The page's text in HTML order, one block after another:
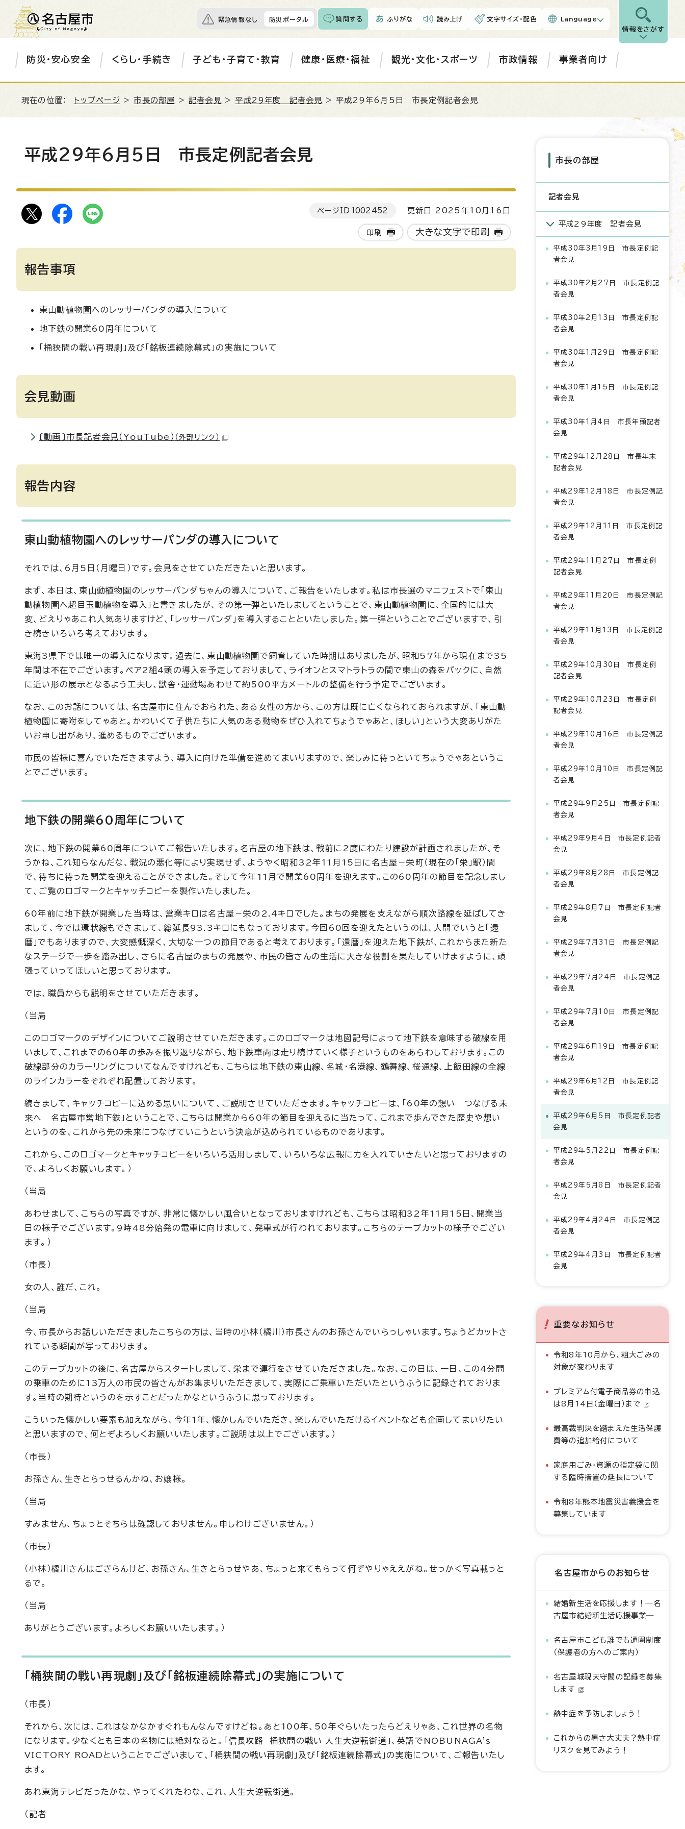
緊急情報なし 防災ポータル 質問する ふりがな 読み上げ 文字サイズ・配色 Language
情報をさがす
防災・安心安全 くらし・手続き 子ども・子育て・教育 健康・医療・福祉 観光・文化・スポーツ 市政情報 事業者向け
現在の位置： トップページ >市長の部屋 >記者会見>平成29年度 記者会見 > 平成29年6月5日 市長定例記者会見
平成29年6月5日 市長定例記者会見
ページID 1002452 更新日 2025年10月16日
印刷 大きな文字で印刷
報告事項
東山動植物園へのレッサーパンダの導入について
地下鉄の開業60周年について
「桶狭間の戦い再現劇」及び「銘板連続除幕式」の実施について
会見動画
〔動画〕市長記者会見（YouTube） （外部リンク）
報告内容
東山動植物園へのレッサーパンダの導入について
それでは、6月5日（月曜日）です。会見をさせていただきたいと思います。
まず、本日は、東山動植物園のレッサーパンダちゃんの導入について、ご報告をいたします。私は市長選のマニフェストで「東山
動植物園へ超目玉動植物を導入」と書きましたが、その第一弾といたしましてということで、東山動植物園に、全国的には大
変、どえりゃあこれ人気ありますけど、「レッサーパンダ」を導入することといたしました。第一弾ということでございますで、引
き続きいろいろ考えております。
東海3県下では唯一の導入になります。過去に、東山動植物園で飼育していた時期はありましたが、昭和57年から現在まで35
年間は不在でございます。ペア2組4頭の導入を予定しておりまして、ライオンとスマトラトラの間で東山の森をバックに、自然
に近い形の展示となるよう工夫し、獣舎・運動場あわせて約500平方メートルの整備を行う予定でございます。
なお、このお話については、名古屋市に住んでおられた、ある女性の方から、この方は既に亡くなられておられますが、「東山動
植物園に寄附をしてゃあと。かわいくて子供たちに人気のある動物をぜひ入れてちょうでゃあと、ほしい」という大変ありがた
いお申し出があり、進めるものでございます。
市民の皆様に喜んでいただきますよう、導入に向けた準備を進めてまいりますので、楽しみに待っといてちょうでゃあというこ
とでございます。
地下鉄の開業60周年について
次に、地下鉄の開業60周年についてご報告いたします。名古屋の地下鉄は、戦前に2度にわたり建設が計画されましたが、そ
うかね、これ知らなんだな、戦況の悪化等により実現せず、ようやく昭和32年11月15日に名古屋－栄町（現在の「栄」駅）間
で、待ちに待った開業を迎えることができました。そして今年11月で開業60周年を迎えます。この60周年の節目を記念しまし
て、ご覧のロゴマークとキャッチコピーを製作いたしました。
60年前に地下鉄が開業した当時は、営業キロは名古屋－栄の2.4キロでした。まちの発展を支えながら順次路線を延ばしてき
まして、今では環状線もできまして、総延長93.3キロにもなっております。今回60回を迎えたというのは、人間でいうと「還
暦」でもありますので、大変感慨深く、大切な一つの節目であると考えております。「還暦」を迎えた地下鉄が、これからまた新た
なステージで一歩を踏み出し、さらに名古屋のまちの発展や、市民の皆さんの生活に大きな役割を果たしていけますように、頑
張っていってほしいと思っております。
では、職員からも説明をさせていただきます。
（当局
このロゴマークのデザインについてご説明させていただきます。このロゴマークは地図記号によって地下鉄を意味する破線を用
いまして、これまでの60年の歩みを振り返りながら、地下鉄車両は走り続けていく様子というものをあらわしております。この
破線部分のカラーリングについてなんですけれども、こちらは地下鉄の東山線、名城・名港線、鶴舞線、桜通線、上飯田線の全線
のラインカラーをそれぞれ配置しております。
続きまして、キャッチコピーに込める思いについて、ご説明させていただきます。キャッチコピーは、「60年の想い つなげる未
来へ 名古屋市営地下鉄」ということで、こちらは開業から60年の節目を迎えるに当たって、これまで歩んできた歴史や想い
というのを、これから先の未来につなげていこうという決意が込められているものであります。
これから、このロゴマークとキャッチコピーをいろいろ活用しまして、いろいろな広報に力を入れていきたいと思っておりますの
で、よろしくお願いします。）
（当局
あわせまして、こちらの写真ですが、非常に懐かしい風合いとなっておりますけれども、こちらは昭和32年11月15日、開業当
日の様子でございます。9時48分始発の電車に向けまして、発車式が行われております。こちらのテープカットの様子でござい
ます。）
（市長）
女の人、誰だ、これ。
（当局
今、市長からお話しいただきましたこちらの方は、当時の小林（橘川）市長さんのお孫さんでいらっしゃいます。ちょうどカットさ
れている瞬間が写っております。
このテープカットの後に、名古屋からスタートしまして、栄まで運行をさせていただきました。なお、この日は、一日、この4分間
の乗車のために13万人の市民の皆さんがお集まりいただきまして、実際にご乗車いただいたというふうに記録されておりま
す。当時の期待というのを示すことだったかなというふうに思っております。
こういった懐かしい要素も加えながら、今年1年、懐かしんでいただき、楽しんでいただけるイベントなども企画してまいりたい
と思いますので、何とぞよろしくお願いいたします。ご説明は以上でございます。）
（市長）
お孫さん、生きとらっせるんかね、お嬢様。
（当局
すみません、ちょっとそちらは確認しておりません。申しわけございません。）
（市長）
（小林）橘川さんはござらんけど、お孫さん、生きとらっせやあ、ちょっと来てもらって何ぞやりゃええがね。せっかく写真載っと
るで。
（当局
ありがとうございます。よろしくお願いいたします。）
「桶狭間の戦い再現劇」及び「銘板連続除幕式」の実施について
（市長）
それから、次には、これはなかなかすぐれもんなんですけどね。あと100年、50年ぐらいたったらどえりゃあ、これ世界の名物
になります。少なくとも日本の名物には絶対なると。「信長攻路 桶狭間の戦い 人生大逆転街道」、英語でNOBUNAGA's
VICTORY ROADということでございまして、「桶狭間の戦い再現劇」及び「銘板連続除幕式」の実施について、ご報告いたし
ます。
あれ東海テレビだったかな、やってくれたわな、これ、人生大逆転街道。
（記者
市長の部屋
記者会見
平成29年度 記者会見
平成30年3月19日 市長定例記
者会見
平成30年2月27日 市長定例記
者会見
平成30年2月13日 市長定例記
者会見
平成30年1月29日 市長定例記
者会見
平成30年1月15日 市長定例記
者会見
平成30年1月4日 市長年頭記者
会見
平成29年12月28日 市長年末
記者会見
平成29年12月18日 市長定例記
者会見
平成29年12月11日 市長定例記
者会見
平成29年11月27日 市長定例
記者会見
平成29年11月20日 市長定例記
者会見
平成29年11月13日 市長定例記
者会見
平成29年10月30日 市長定例
記者会見
平成29年10月23日 市長定例
記者会見
平成29年10月16日 市長定例記
者会見
平成29年10月10日 市長定例記
者会見
平成29年9月25日 市長定例記
者会見
平成29年9月4日 市長定例記者
会見
平成29年8月28日 市長定例記
者会見
平成29年8月7日 市長定例記者
会見
平成29年7月31日 市長定例記
者会見
平成29年7月24日 市長定例記
者会見
平成29年7月10日 市長定例記
者会見
平成29年6月19日 市長定例記
者会見
平成29年6月12日 市長定例記
者会見
平成29年6月5日 市長定例記者
会見
平成29年5月22日 市長定例記
者会見
平成29年5月8日 市長定例記者
会見
平成29年4月24日 市長定例記
者会見
平成29年4月3日 市長定例記者
会見
重要なお知らせ
令和8年10月から、粗大ごみの
対象が変わります
プレミアム付電子商品券の申込
は8月14日（金曜日）まで
最高裁判決を踏まえた生活保護
費等の追加給付について
家庭用ごみ・資源の指定袋に関
する臨時措置の延長について
令和8年熊本地震災害義援金を
募集しています
名古屋市からのお知らせ
結婚新生活を応援します！―名
古屋市結婚新生活応援事業―
名古屋市こども誰でも通園制度
（保護者の方へのご案内）
名古屋城現天守閣の記録を募集
します
熱中症を予防しましょう！
これからの暑さ大丈夫？熱中症
リスクを見てみよう！